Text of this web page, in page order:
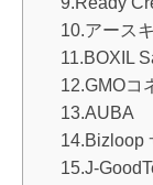
10.アース
11.BOXIL
12.GMOコ
13.AUBA
14.Bizloop
15.J-